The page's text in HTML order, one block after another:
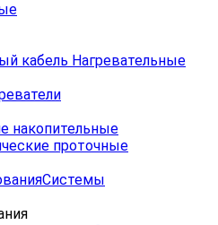
кабель Нагревательные
накопительные
проточные
Системы